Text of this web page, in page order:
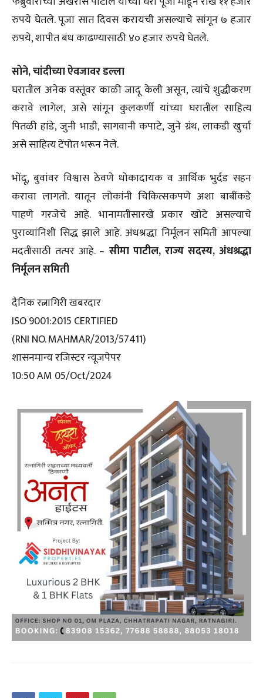
रुपये घेतले. पूजा सात दिवस करायची असल्याचे सांगून ७ हजार
रुपये, शापीत बंध काढण्यासाठी ४० हजार रुपये घेतले.
सोने, चांदीच्या ऐवजावर डल्ला
घरातील अनेक वस्तूंवर काळी जादू केली असून, त्यांचे शुद्धीकरण
करावे लागेल, असे सांगून कुलकर्णी यांच्या घरातील साहित्य
पितळी हांडे, जुनी भाडी, सागवानी कपाटे, जुने ग्रंथ, लाकडी खुर्चा
असे साहित्य टेंपोत भरून नेले.
भोंदू, बुवांवर विश्वास ठेवणे धोकादायक व आर्थिक भुर्दंड सहन
करावा लागतो. यातून लोकांनी चिकित्सकपणे अशा बाबींकडे
पाहणे गरजेचे आहे. भानामतीसारखे प्रकार खोटे असल्याचे
पुराव्यांनिशी सिद्ध झाले आहे. अंधश्रद्धा निर्मूलन समिती आपल्या
मदतीसाठी तत्पर आहे. – सीमा पाटील, राज्य सदस्य, अंधश्रद्धा
निर्मूलन समिती
दैनिक रत्नागिरी खबरदार
ISO 9001:2015 CERTIFIED
(RNI NO. MAHMAR/2013/57411)
शासनमान्य रजिस्टर न्यूजपेपर
10:50 AM 05/Oct/2024